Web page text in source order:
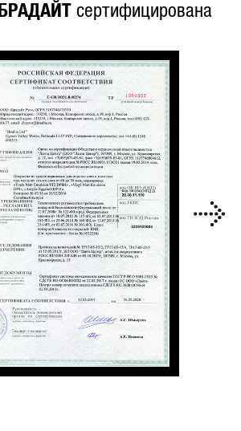
БРАДАЙТсертифицирована